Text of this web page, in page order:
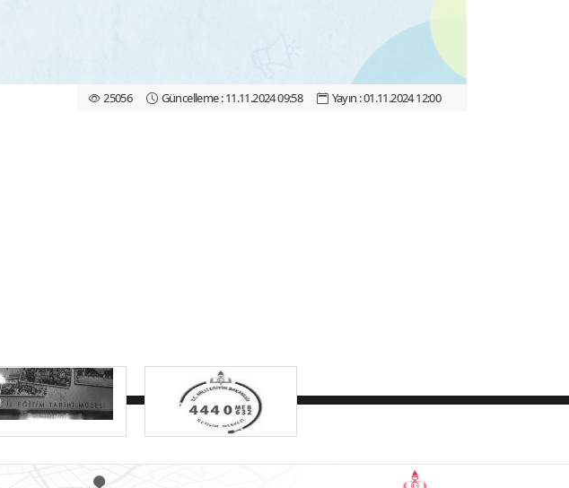
25056 Güncelleme : 11.11.2024 09:58 Yayın : 01.11.2024 12:00